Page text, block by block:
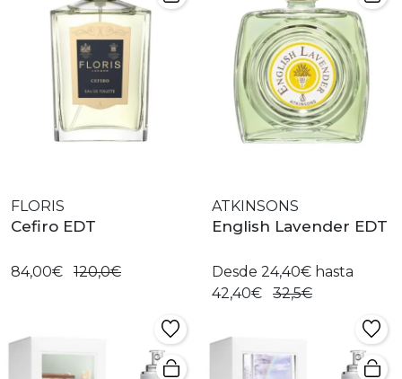
FLORIS
Cefiro EDT
84,00€ 120,0€
ATKINSONS
English Lavender EDT
Desde 24,40€ hasta
42,40€
32,5€